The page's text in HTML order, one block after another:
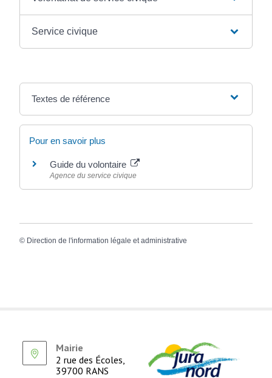
Service civique
Textes de référence
Pour en savoir plus
Guide du volontaire
Agence du service civique
© Direction de l'information légale et administrative
Mairie
2 rue des Écoles,
39700 RANS